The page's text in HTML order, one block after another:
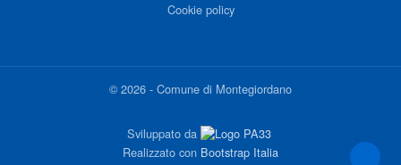
Cookie policy
©2026 - Comune di Montegiordano
Sviluppato da
Realizzato con Bootstrap Italia